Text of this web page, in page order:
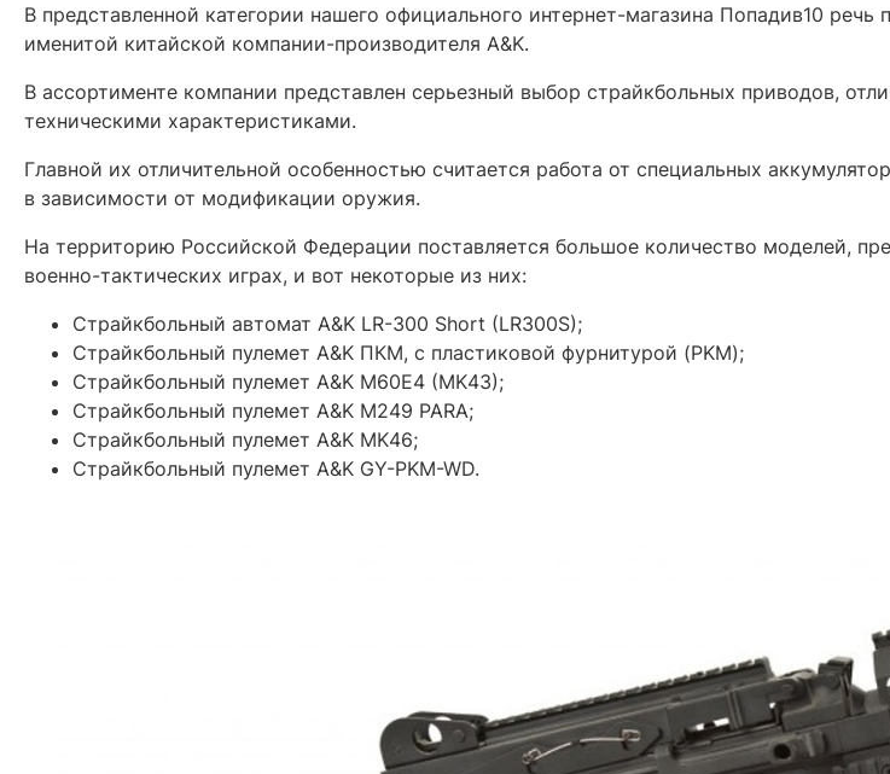
В представленной категории нашего официального интернет-магазина Попадив10
именитой китайской компании-производителя A&K.
В ассортименте компании представлен серьезный выбор страйкбольных приводов,
техническими характеристиками.
Главной их отличительной особенностью считается работа от специальных
в зависимости от модификации оружия.
На территорию Российской Федерации поставляется большое количество моделей,
военно-тактических играх, и вот некоторые из них:
Страйкбольный автомат A&K LR-300 Short (LR300S);
Страйкбольный пулемет A&K ПКМ, с пластиковой фурнитурой (PKM);
Страйкбольный пулемет A&K M60E4 (MK43);
Страйкбольный пулемет A&K M249 PARA;
Страйкбольный пулемет A&K MK46;
Страйкбольный пулемет A&K GY-PKM-WD.